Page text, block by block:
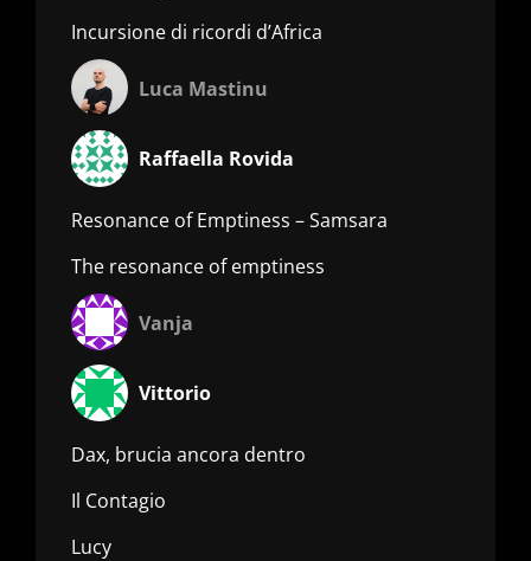
Incursione di ricordi d’Africa
Luca Mastinu
Raffaella Rovida
Resonance of Emptiness – Samsara
The resonance of emptiness
Vanja
Vittorio
Dax, brucia ancora dentro
Il Contagio
Lucy